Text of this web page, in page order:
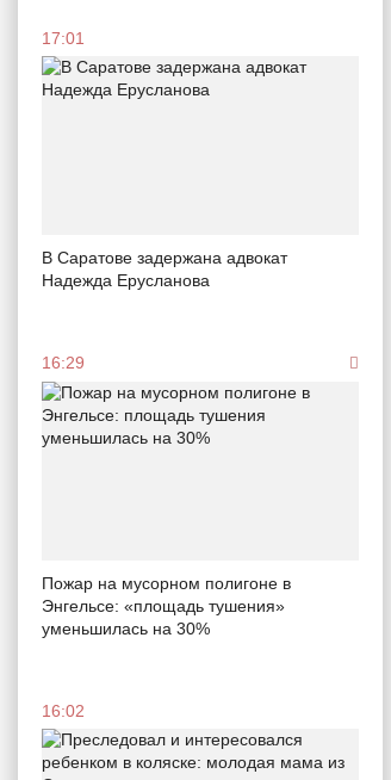
17:01
В Саратове задержана адвокат
Надежда Ерусланова
16:29
Пожар на мусорном полигоне в
Энгельсе: «площадь тушения»
уменьшилась на 30%
16:02